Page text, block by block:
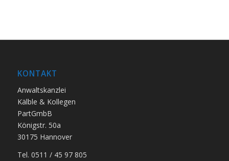
KONTAKT
Anwaltskanzlei
Kälble & Kollegen
PartGmbB
Königstr. 50a
30175 Hannover
Tel. 0511 / 45 97 805